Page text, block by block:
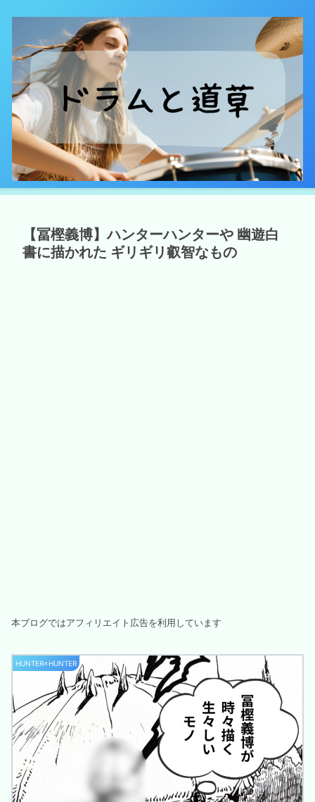
【冨樫義博】ハンターハンターや 幽遊白
書に描かれた ギリギリ叡智なもの
本ブログではアフィリエイト広告を利用しています
HUNTER×HUNTER